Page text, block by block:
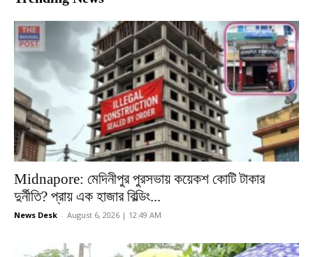
Midnapore: মেদিনীপুর পুরসভায় কয়েকশ কোটি টাকার
দুর্নীতি? প্রায় এক হাজার বিল্ডিং...
News Desk - August 6, 2026 | 12:49 AM